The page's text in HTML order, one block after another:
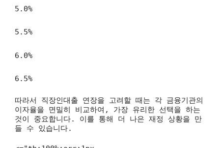
5.0%
5.5%
6.0%
6.5%
따라서 직장인대출 연장을 고려할 때는 각 금융기관의
이자율을 면밀히 비교하여, 가장 유리한 선택을 하는
것이 중요합니다. 이를 통해 더 나은 재정 상황을 만
들 수 있습니다.